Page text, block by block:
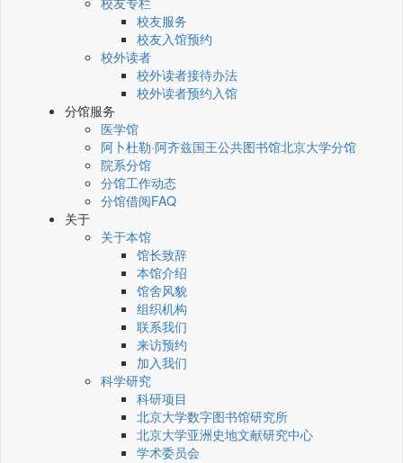
校友服务
校友入馆预约
校外读者
校外读者接待办法
校外读者预约入馆
分馆服务
医学馆
阿卜杜勒·阿齐兹国王公共图书馆北京大学分馆
院系分馆
分馆工作动态
分馆借阅FAQ
关于
关于本馆
馆长致辞
本馆介绍
馆舍风貌
组织机构
联系我们
来访预约
加入我们
科学研究
科研项目
北京大学数字图书馆研究所
北京大学亚洲史地文献研究中心
学术委员会